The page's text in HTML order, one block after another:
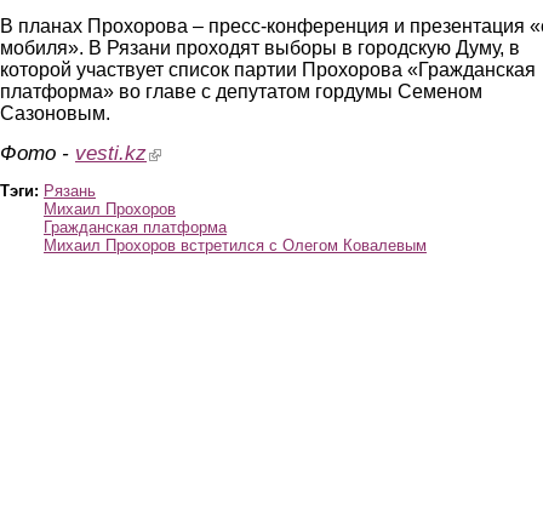
В планах Прохорова – пресс-конференция и презентация
мобиля». В Рязани проходят выборы в городскую Думу, в
которой участвует список партии Прохорова «Гражданская
платформа» во главе с депутатом гордумы Семеном
Сазоновым.
Фото - vesti.kz(link is external)
Тэги: Рязань
Михаил Прохоров
Гражданская платформа
Михаил Прохоров встретился с Олегом Ковалевым